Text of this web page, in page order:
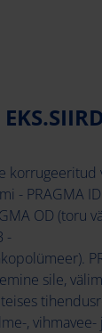
korrugeeritud
- PRAGMA
OD (toru
-
sile,
, vihmavee-